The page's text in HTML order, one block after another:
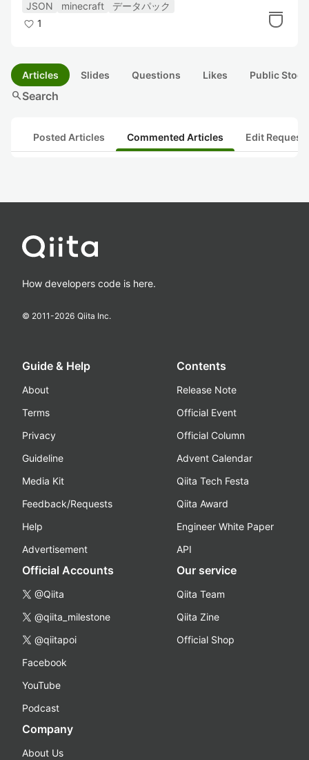
JSON minecraft
データパック
1
Articles Slides Questions Likes Public
searchSearch
Posted Articles Commented Articles Edit
How developers code is here.
© 2011-2026 Qiita Inc.
Guide & Help
About
Terms
Privacy
Guideline
Media Kit
Feedback/Requests
Help
Advertisement
Contents
Release Note
Official Event
Official Column
Advent Calendar
Qiita Tech Festa
Qiita Award
Engineer White Paper
API
Official Accounts
@Qiita
@qiita_milestone
@qiitapoi
Facebook
YouTube
Podcast
Our service
Qiita Team
Qiita Zine
Official Shop
Company
About Us